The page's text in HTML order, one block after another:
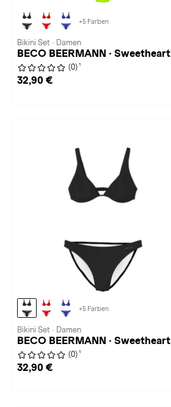
+5 Farben
Bikini Set · Damen
BECO BEERMANN · Sweetheart
(0) 1
32,90 €
+5 Farben
Bikini Set · Damen
BECO BEERMANN · Sweetheart
(0) 1
32,90 €